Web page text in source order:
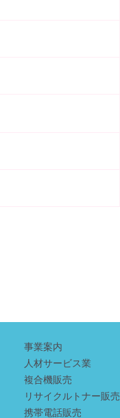
事業案内
人材サービス業
複合機販売
リサイクルトナー販売
携帯電話販売